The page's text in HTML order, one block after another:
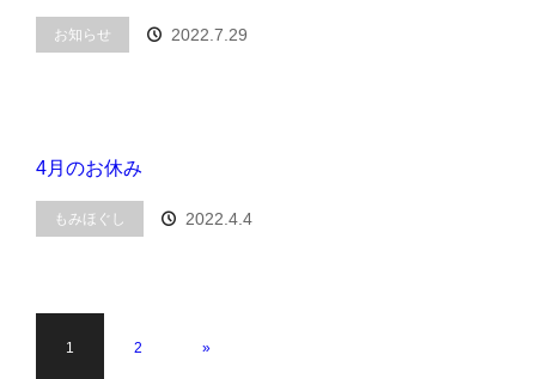
お知らせ 2022.7.29
4月のお休み
もみほぐし 2022.4.4
1 2 »